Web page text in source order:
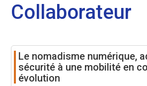
Collaborateur
Le nomadisme numérique,
sécurité à une mobilité en
évolution